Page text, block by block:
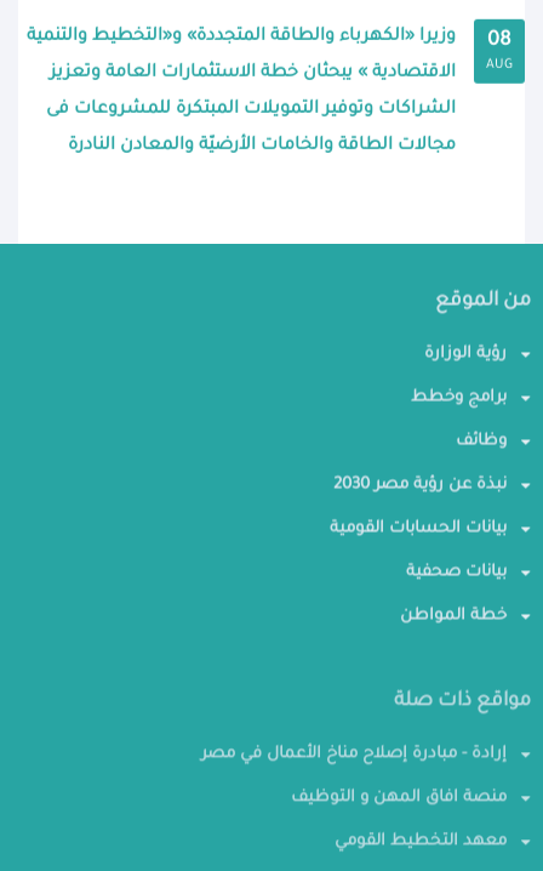
08
AUG
وزيرا «الكهرباء والطاقة المتجددة» و«التخطيط والتنمية
الاقتصادية » يبحثان خطة الاستثمارات العامة وتعزيز
الشراكات وتوفير التمويلات المبتكرة للمشروعات فى
مجالات الطاقة والخامات الأرضيّة والمعادن النادرة
من الموقع
رؤية الوزارة
برامج وخطط
وظائف
نبذة عن رؤية مصر 2030
بيانات الحسابات القومية
بيانات صحفية
خطة المواطن
مواقع ذات صلة
إرادة - مبادرة إصلاح مناخ الأعمال في مصر
منصة افاق المهن و التوظيف
معهد التخطيط القومي